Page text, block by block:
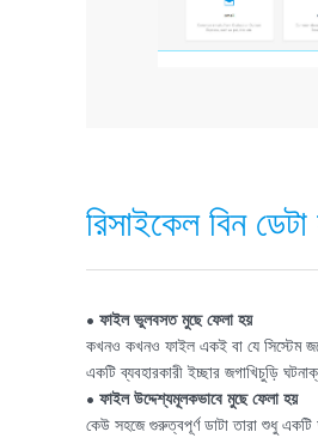
রিসাইকেল বিন ডেটা
• ফাইল ভুলবসত মুছে ফেলা হয়
কখনও কখনও ফাইল একই বা যে সিস্টেম
একটি ব্যবহারকারী ইচ্ছার জগাখিচুড়ি
• ফাইল উদ্দেশ্যমূলকভাবে মুছে ফেলা হয়
কেউ সহজে গুরুত্বপূর্ণ ডাটা তারা শুধু একটি